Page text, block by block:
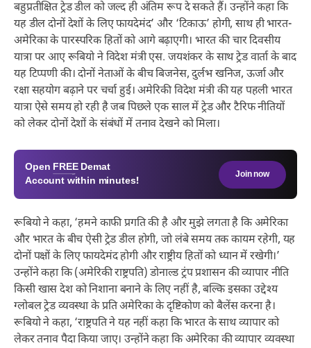
बहुप्रतीक्षित ट्रेड डील को जल्द ही अंतिम रूप दे सकते हैं। उन्होंने कहा कि
यह डील दोनों देशों के लिए फायदेमंद’ और ‘टिकाऊ’ होगी, साथ ही भारत-
अमेरिका के पारस्परिक हितों को आगे बढ़ाएगी। भारत की चार दिवसीय
यात्रा पर आए रूबियो ने विदेश मंत्री एस. जयशंकर के साथ ट्रेड वार्ता के बाद
यह टिप्पणी की। दोनों नेताओं के बीच बिजनेस, दुर्लभ खनिज, ऊर्जा और
रक्षा सहयोग बढ़ाने पर चर्चा हुई। अमेरिकी विदेश मंत्री की यह पहली भारत
यात्रा ऐसे समय हो रही है जब पिछले एक साल में ट्रेड और टैरिफ नीतियों
को लेकर दोनों देशों के संबंधों में तनाव देखने को मिला।
Open FREE Demat
Account within minutes!
Join now
रूबियो ने कहा, ‘हमने काफी प्रगति की है और मुझे लगता है कि अमेरिका
और भारत के बीच ऐसी ट्रेड डील होगी, जो लंबे समय तक कायम रहेगी, यह
दोनों पक्षों के लिए फायदेमंद होगी और राष्ट्रीय हितों को ध्यान में रखेगी।’
उन्होंने कहा कि (अमेरिकी राष्ट्रपति) डोनाल्ड ट्रंप प्रशासन की व्यापार नीति
किसी खास देश को निशाना बनाने के लिए नहीं है, बल्कि इसका उद्देश्य
ग्लोबल ट्रेड व्यवस्था के प्रति अमेरिका के दृष्टिकोण को बैलेंस करना है।
रूबियो ने कहा, ‘राष्ट्रपति ने यह नहीं कहा कि भारत के साथ व्यापार को
लेकर तनाव पैदा किया जाए। उन्होंने कहा कि अमेरिका की व्यापार व्यवस्था